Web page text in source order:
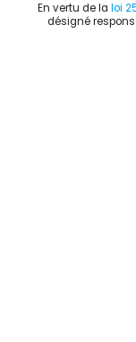
En vertu de la loi
désigné